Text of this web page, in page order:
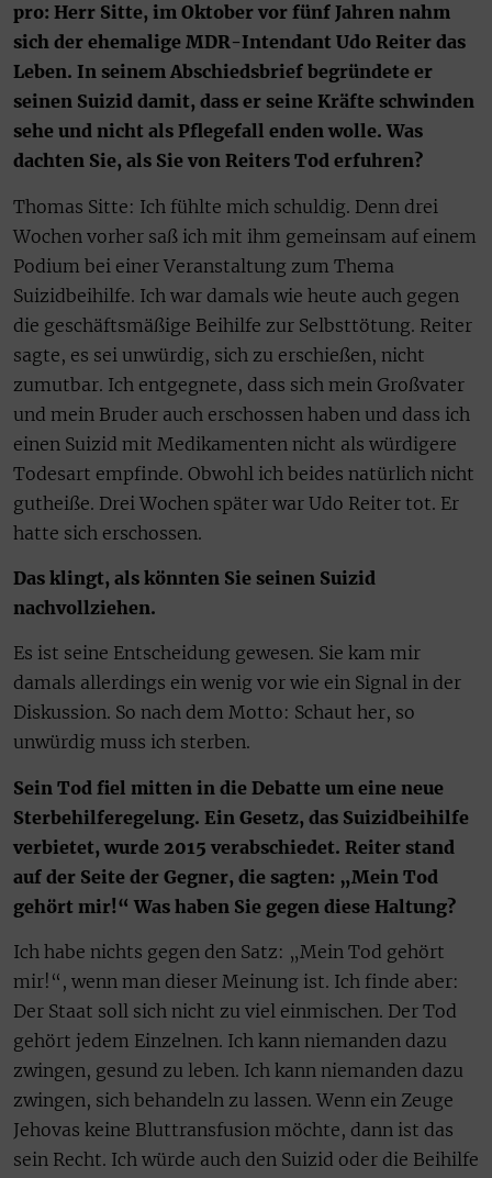
pro: Herr Sitte, im Oktober vor fünf Jahren nahm
sich der ehemalige MDR-Intendant Udo Reiter das
Leben. In seinem Abschiedsbrief begründete er
seinen Suizid damit, dass er seine Kräfte schwinden
sehe und nicht als Pflegefall enden wolle. Was
dachten Sie, als Sie von Reiters Tod erfuhren?
Thomas Sitte: Ich fühlte mich schuldig. Denn drei
Wochen vorher saß ich mit ihm gemeinsam auf einem
Podium bei einer Veranstaltung zum Thema
Suizidbeihilfe. Ich war damals wie heute auch gegen
die geschäftsmäßige Beihilfe zur Selbsttötung. Reiter
sagte, es sei unwürdig, sich zu erschießen, nicht
zumutbar. Ich entgegnete, dass sich mein Großvater
und mein Bruder auch erschossen haben und dass ich
einen Suizid mit Medikamenten nicht als würdigere
Todesart empfinde. Obwohl ich beides natürlich nicht
gutheiße. Drei Wochen später war Udo Reiter tot. Er
hatte sich erschossen.
Das klingt, als könnten Sie seinen Suizid
nachvollziehen.
Es ist seine Entscheidung gewesen. Sie kam mir
damals allerdings ein wenig vor wie ein Signal in der
Diskussion. So nach dem Motto: Schaut her, so
unwürdig muss ich sterben.
Sein Tod fiel mitten in die Debatte um eine neue
Sterbehilferegelung. Ein Gesetz, das Suizidbeihilfe
verbietet, wurde 2015 verabschiedet. Reiter stand
auf der Seite der Gegner, die sagten: „Mein Tod
gehört mir!“ Was haben Sie gegen diese Haltung?
Ich habe nichts gegen den Satz: „Mein Tod gehört
mir!“, wenn man dieser Meinung ist. Ich finde aber:
Der Staat soll sich nicht zu viel einmischen. Der Tod
gehört jedem Einzelnen. Ich kann niemanden dazu
zwingen, gesund zu leben. Ich kann niemanden dazu
zwingen, sich behandeln zu lassen. Wenn ein Zeuge
Jehovas keine Bluttransfusion möchte, dann ist das
sein Recht. Ich würde auch den Suizid oder die Beihilfe